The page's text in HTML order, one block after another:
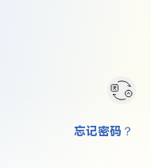
忘记密码？